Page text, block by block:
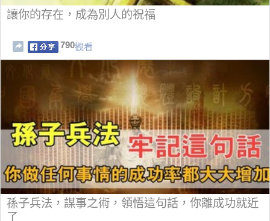
讓你的存在，成為別人的祝福
790觀看
孫子兵法，謀事之術，領悟這句話，你離成功就近
了